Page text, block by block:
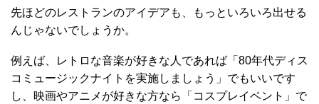
先ほどのレストランのアイデアも、もっといろいろ出せる
んじゃないでしょうか。
例えば、レトロな音楽が好きな人であれば「80年代ディス
コミュージックナイトを実施しましょう」でもいいです
し、映画やアニメが好きな方なら「コスプレイベント」で